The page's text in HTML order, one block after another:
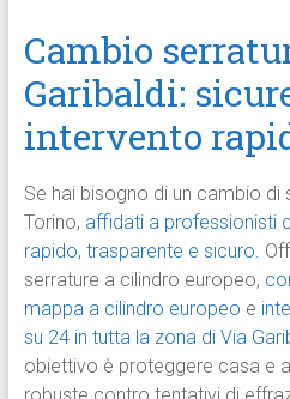
Cambio
Garibaldi:
intervento
Se hai bisogno di un cambio di
Torino, affidati a professionisti
rapido, trasparente e sicuro.
serrature a cilindro europeo,
mappa a cilindro europeo e
su 24 in tutta la zona di Via
obiettivo è proteggere casa e